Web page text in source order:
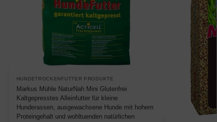
HUNDETROCKENFUTTER PRODUKTE
Markus Mühle NaturNah Mini Glutenfrei
Kaltgepresstes Alleinfutter für kleine
Hunderassen, ausgewachsene Hunde mit hohem
Proteingehalt und wohltuenden natürlichen